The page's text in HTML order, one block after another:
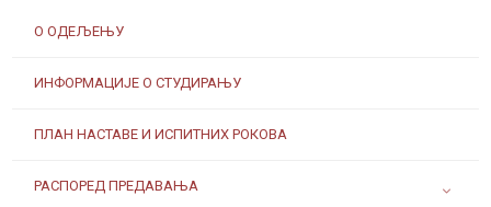
О ОДЕЉЕЊУ
ИНФОРМАЦИЈЕ О СТУДИРАЊУ
ПЛАН НАСТАВЕ И ИСПИТНИХ РОКОВА
РАСПОРЕД ПРЕДАВАЊА